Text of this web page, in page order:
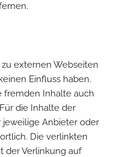
externen Webseiten
Einfluss haben.
fremden Inhalte auch
die Inhalte der
Anbieter oder
Die verlinkten
der Verlinkung auf